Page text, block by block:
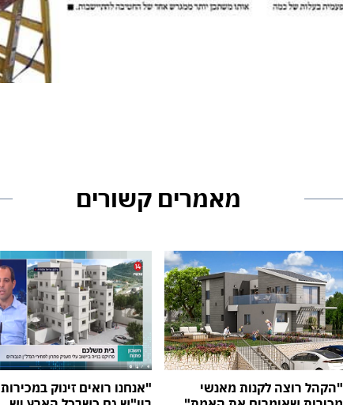
מאמרים קשורים
"הקהל רוצה לקנות מאנשי
"אנחנו רואים זינוק במכירות